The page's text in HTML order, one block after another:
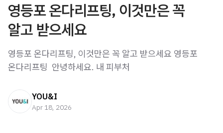
영등포 온다리프팅, 이것만은 꼭
알고 받으세요
영등포 온다리프팅, 이것만은 꼭 알고 받으세요 영등포
온다리프팅 ​ 안녕하세요. 내 피부처
YOU&I
Apr 18, 2026